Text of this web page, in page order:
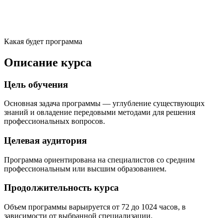
Какая будет программа
Описание курса
Цель обучения
Основная задача программы — углубление существующих
знаний и овладение передовыми методами для решения
профессиональных вопросов.
Целевая аудитория
Программа ориентирована на специалистов со средним
профессиональным или высшим образованием.
Продолжительность курса
Объем программы варьируется от 72 до 1024 часов, в
зависимости от выбранной специализации.